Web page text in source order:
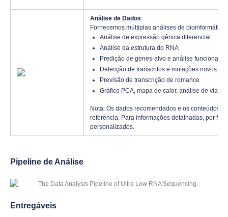
Análise de Dados
Fornecemos múltiplas análises de bioinformática
Análise de expressão gênica diferencial
Análise da estrutura do RNA
Predição de genes-alvo e análise funcional
Detecção de transcritos e mutações novos e
Previsão de transcrição de romance
Gráfico PCA, mapa de calor, análise de vias
Nota: Os dados recomendados e os conteúdos
referência. Para informações detalhadas, por
personalizados.
Pipeline de Análise
Entregáveis